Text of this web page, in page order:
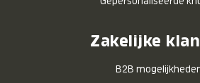
Zakelijke
B2B